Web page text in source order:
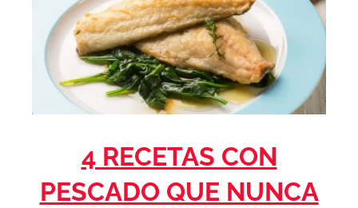
4 RECETAS CON
PESCADO QUE NUNCA